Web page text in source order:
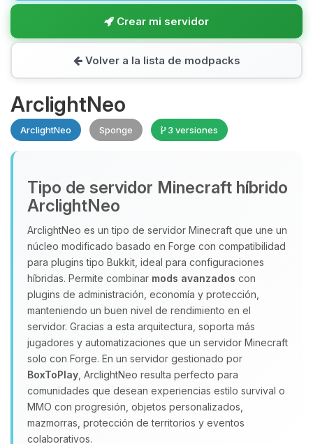
Crear mi servidor
Volver a la lista de modpacks
ArclightNeo
ArclightNeo Sponge 3 versiones
Tipo de servidor Minecraft híbrido
ArclightNeo
ArclightNeo es un tipo de servidor Minecraft que une un
núcleo modificado basado en Forge con compatibilidad
para plugins tipo Bukkit, ideal para configuraciones
híbridas. Permite combinar mods avanzados con
plugins de administración, economía y protección,
manteniendo un buen nivel de rendimiento en el
servidor. Gracias a esta arquitectura, soporta más
jugadores y automatizaciones que un servidor Minecraft
solo con Forge. En un servidor gestionado por
BoxToPlay , ArclightNeo resulta perfecto para
comunidades que desean experiencias estilo survival o
MMO con progresión, objetos personalizados,
mazmorras, protección de territorios y eventos
colaborativos.
Yupi, por fin alguien con quien
hablar! Soy Choupy, tu pequeno
asistente de BoxToPlay. Cuentame
que necesitas y moveré mis
pequenos circuitos para ayudarte.
07/08/2026 07:07